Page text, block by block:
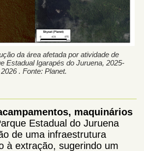
da área afetada por atividade de
Estadual Igarapés do Juruena, 2025-
2026 . Fonte: Planet.
maquinários
Estadual do Juruena
de uma infraestrutura
à extração, sugerindo um